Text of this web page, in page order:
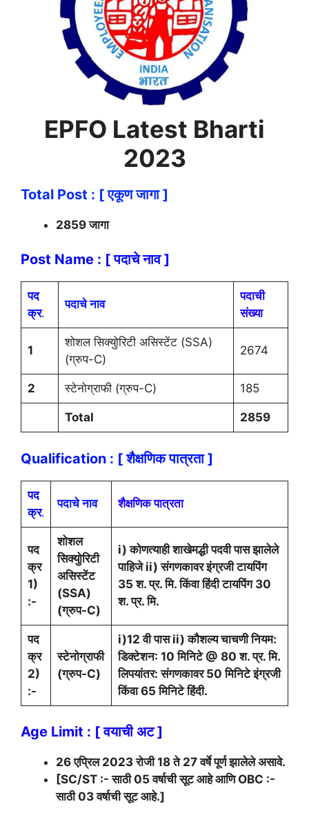
EPFO Latest Bharti
2023
Total Post : [ एकूण जागा ]
2859 जागा
Post Name : [ पदाचे नाव ]
पद
क्र.
पदाचे नाव
पदाची
संख्या
1
शोशल सिक्युोरिटी असिस्टेंट (SSA)
(ग्रुप-C)
2674
2 स्टेनोग्राफी (ग्रुप-C) 185
Total 2859
Qualification : [ शैक्षणिक पात्रता ]
पद
क्र.
पदाचे नाव शैक्षणिक पात्रता
पद
क्र
1)
:-
शोशल
सिक्युोरिटी
असिस्टेंट
(SSA)
(ग्रुप-C)
i) कोणत्याही शाखेमद्धी पदवी पास झालेले
पाहिजे ii) संगणकावर इंग्रजी टायपिंग
35 श. प्र. मि. किंवा हिंदी टायपिंग 30
श. प्र. मि.
पद
क्र
2)
:-
स्टेनोग्राफी
(ग्रुप-C)
i)12 वी पास ii) कौशल्य चाचणी नियम:
डिक्टेशन: 10 मिनिटे @ 80 श. प्र. मि.
लिपयांतर: संगणकावर 50 मिनिटे इंग्रजी
किंवा 65 मिनिटे हिंदी.
Age Limit : [ वयाची अट ]
26 एप्रिल 2023 रोजी 18 ते 27 वर्षे पूर्ण झालेले असावे.
[SC/ST :- साठी 05 वर्षाची सूट आहे आणि OBC :-
साठी 03 वर्षाची सूट आहे.]